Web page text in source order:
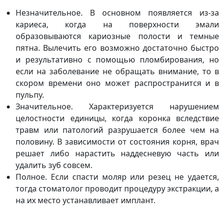
Незначительное. В основном появляется из-за
кариеса, когда на поверхности эмали
образовываются кариозные полости и темные
пятна. Вылечить его возможно достаточно быстро
и результативно с помощью пломбирования, но
если на заболевание не обращать внимание, то в
скором времени оно может распространится и в
пульпу.
Значительное. Характеризуется нарушением
целостности единицы, когда коронка вследствие
травм или патологий разрушается более чем на
половину. В зависимости от состояния корня, врач
решает либо нарастить наддесневую часть или
удалить зуб совсем.
Полное. Если спасти моляр или резец не удается,
тогда стоматолог проводит процедуру экстракции, а
на их место устанавливает имплант.